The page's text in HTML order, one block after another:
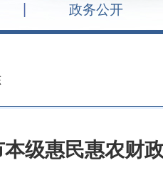
政务公开
级惠民惠农财